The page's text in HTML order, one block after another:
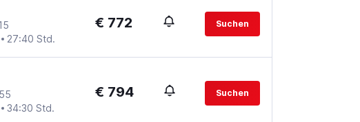
27:40 Std.
€ 772 Suchen
34:30 Std.
€ 794 Suchen